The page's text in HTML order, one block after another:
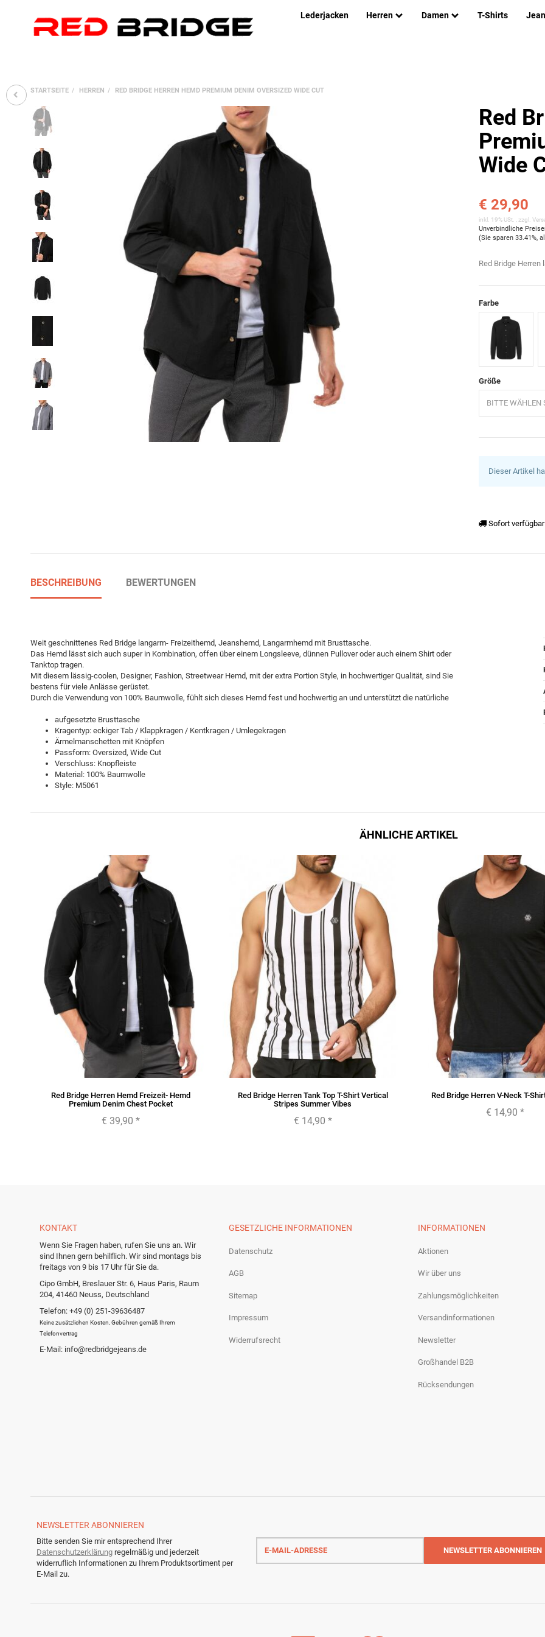
Lederjacken Herren Damen T-Shirts
STARTSEITE HERREN RED BRIDGE HERREN HEMD PREMIUM DENIM OVERSIZED WIDE CUT
Red
Wide
€ 29,90
inkl. 19% USt. , zzgl.
Unverbindliche
(Sie sparen33.41%,
Red Bridge Herren
Farbe
Schwarz
Größe
BITTE WÄHLEN
Dieser Artikel
Sofort verfügbar
BESCHREIBUNG BEWERTUNGEN
Weit geschnittenes Red Bridge langarm- Freizeithemd, Jeanshemd, Langarmhemd mit Brusttasche.
Das Hemd lässt sich auch super in Kombination, offen über einem Longsleeve, dünnen Pullover oder auch einem Shirt oder
Tanktop tragen.
Mit diesem lässig-coolen, Designer, Fashion, Streetwear Hemd, mit der extra Portion Style, in hochwertiger Qualität, sind Sie
bestens für viele Anlässe gerüstet.
Durch die Verwendung von 100% Baumwolle, fühlt sich dieses Hemd fest und hochwertig an und unterstützt die natürliche
aufgesetzte Brusttasche
Kragentyp: eckiger Tab / Klappkragen / Kentkragen / Umlegekragen
Ärmelmanschetten mit Knöpfen
Passform: Oversized, Wide Cut
Verschluss: Knopfleiste
Material: 100% Baumwolle
Style: M5061
ÄHNLICHE ARTIKEL
Red Bridge Herren Hemd Freizeit- Hemd
Premium Denim Chest Pocket
€ 39,90 *
Red Bridge Herren Tank Top T-Shirt Vertical
Stripes Summer Vibes
€ 14,90 *
Red Bridge Herren V-Neck T-
€ 14,90 *
KONTAKT
Wenn Sie Fragen haben, rufen Sie uns an. Wir
sind Ihnen gern behilflich. Wir sind montags bis
freitags von 9 bis 17 Uhr für Sie da.
Cipo GmbH, Breslauer Str. 6, Haus Paris, Raum
204, 41460 Neuss, Deutschland
Telefon: +49 (0) 251-39636487
Keine zusätzlichen Kosten, Gebühren gemäß Ihrem
Telefonvertrag
E-Mail: info@redbridgejeans.de
GESETZLICHE INFORMATIONEN
Datenschutz
AGB
Sitemap
Impressum
Widerrufsrecht
INFORMATIONEN
Aktionen
Wir über uns
Zahlungsmöglichkeiten
Versandinformationen
Newsletter
Großhandel B2B
Rücksendungen
NEWSLETTERABONNIEREN
Bitte senden Sie mir entsprechend Ihrer
Datenschutzerklärung regelmäßig und jederzeit
widerruflich Informationen zu Ihrem Produktsortiment per
E-Mail zu.
E-
Mail-
NEWSLETTER ABONNIEREN